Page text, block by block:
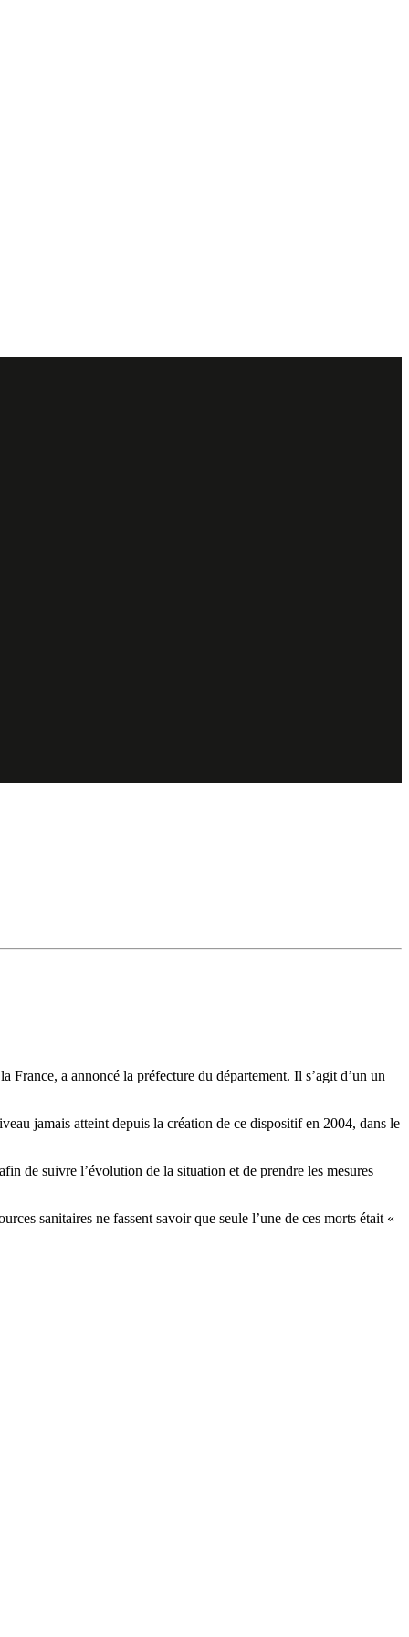
France, a annoncé la préfecture du département. Il s’agit d’un un
jamais atteint depuis la création de ce dispositif en 2004, dans le
de suivre l’évolution de la situation et de prendre les mesures
sanitaires ne fassent savoir que seule l’une de ces morts était «